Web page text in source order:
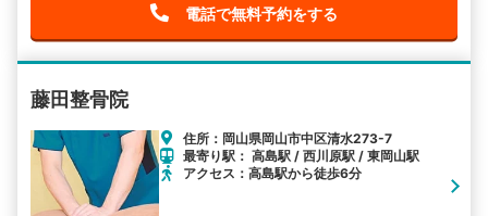
電話で無料予約をする
藤田整骨院
住所：岡山県岡山市中区清水273-7
最寄り駅： 高島駅 / 西川原駅 / 東岡山駅
アクセス：高島駅から徒歩6分